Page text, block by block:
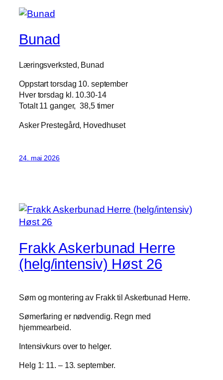
Bunad
Læringsverksted, Bunad
Oppstart torsdag 10. september
Hver torsdag kl. 10.30-14
Totalt 11 ganger, 38,5 timer
Asker Prestegård, Hovedhuset
24. mai 2026
Frakk Askerbunad Herre
(helg/intensiv) Høst 26
Søm og montering av Frakk til Askerbunad Herre.
Sømerfaring er nødvendig. Regn med
hjemmearbeid.
Intensivkurs over to helger.
Helg 1: 11. – 13. september.